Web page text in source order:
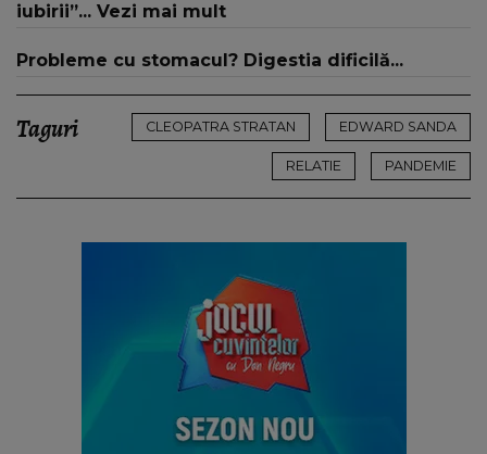
iubirii”... Vezi mai mult
Probleme cu stomacul? Digestia dificilă...
Taguri CLEOPATRA STRATAN EDWARD SANDA
RELATIE PANDEMIE